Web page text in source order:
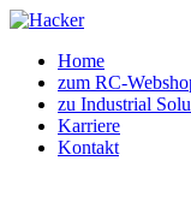
Home
zum RC-
zu Industrial
Karriere
Kontakt